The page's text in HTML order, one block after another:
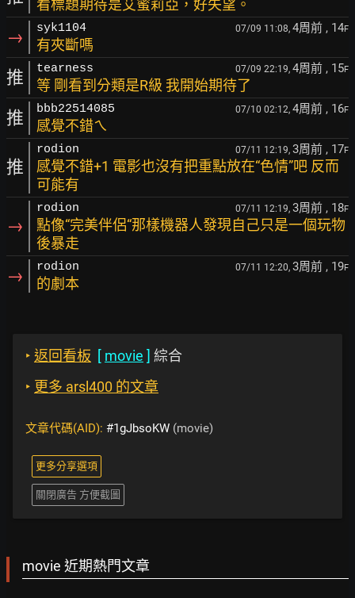
看標題期待是艾蜜莉亞，好失望。
→ syk1104 07/09 11:08, 4周前 , 14F
有夾斷嗎
推 tearness 07/09 22:19, 4周前 , 15F
等 剛看到分類是R級 我開始期待了
推 bbb22514085 07/10 02:12, 4周前 , 16F
感覺不錯ㄟ
推
rodion 07/11 12:19, 3周前 , 17F
感覺不錯+1 電影也沒有把重點放在“色情”吧 反而
可能有
→
rodion 07/11 12:19, 3周前 , 18F
點像“完美伴侶“那樣機器人發現自己只是一個玩物
後暴走
→ rodion 07/11 12:20, 3周前 , 19F
的劇本
‣ 返回看板 [ movie ] 綜合
‣ 更多 arsl400 的文章
文章代碼(AID): #1gJbsoKW (movie)
更多分享選項
關閉廣告 方便截圖
movie 近期熱門文章